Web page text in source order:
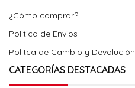
¿Cómo comprar?
Politica de Envios
Politca de Cambio y Devolución
CATEGORÍAS DESTACADAS